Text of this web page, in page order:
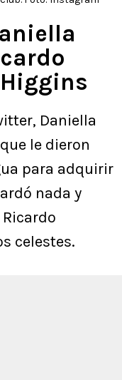
Daniella
le dieron
para adquirir
nada y
celestes.